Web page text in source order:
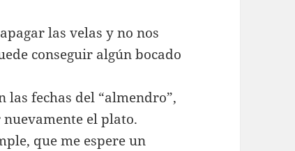
las velas y no nos
conseguir algún bocado
fechas del “almendro”,
el plato.
que me espere un